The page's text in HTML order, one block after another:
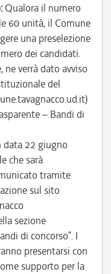
Qualora il numero
60 unità, il Comune
una preselezione
dei candidati.
ne verrà dato avviso
del
– Bandi di
data 22 giugno
che sarà
tramite
sul sito
sezione
di concorso”. I
presentarsi con
supporto per la